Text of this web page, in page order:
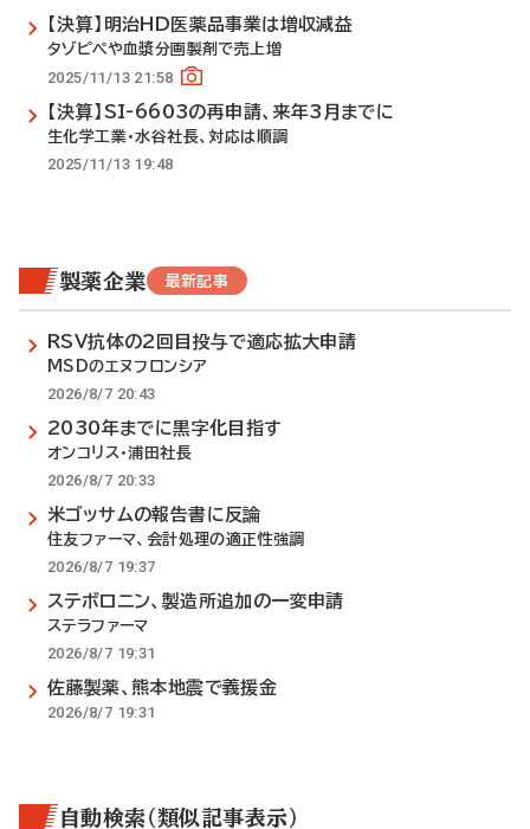
【決算】明治HD医薬品事業は増収減益
タゾピペや血漿分画製剤で売上増
2025/11/13 21:58
【決算】SI-6603の再申請、来年3月までに
生化学工業・水谷社長、対応は順調
2025/11/13 19:48
製薬企業 最新記事
RSV抗体の2回目投与で適応拡大申請
MSDのエヌフロンシア
2026/8/7 20:43
2030年までに黒字化目指す
オンコリス・浦田社長
2026/8/7 20:33
米ゴッサムの報告書に反論
住友ファーマ、会計処理の適正性強調
2026/8/7 19:37
ステボロニン、製造所追加の一変申請
ステラファーマ
2026/8/7 19:31
佐藤製薬、熊本地震で義援金
2026/8/7 19:31
自動検索（類似記事表示）